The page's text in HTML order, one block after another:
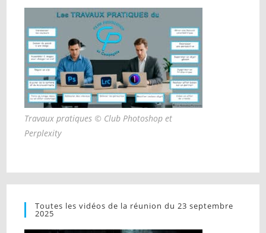
Travaux pratiques © Club Photoshop et
Perplexity
Toutes les vidéos de la réunion du 23 septembre
2025